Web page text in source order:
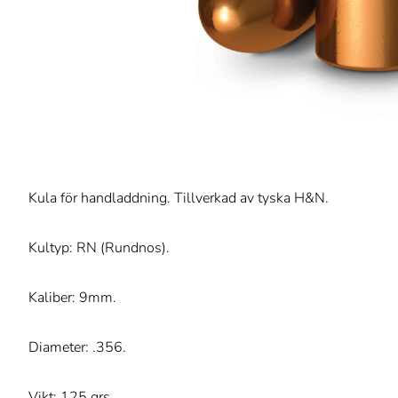
Kula för handladdning. Tillverkad av tyska H&N.
Kultyp: RN (Rundnos).
Kaliber: 9mm.
Diameter: .356.